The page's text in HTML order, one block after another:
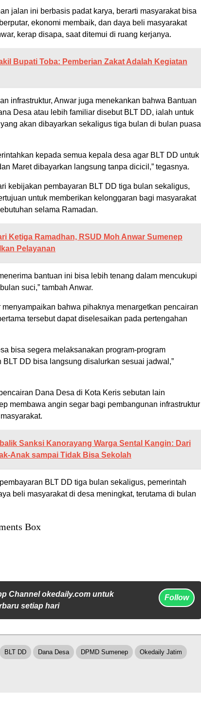
jalan ini berbasis padat karya, berarti masyarakat bisa
ekonomi membaik, dan daya beli masyarakat
kerap disapa, saat ditemui di ruang kerjanya.
Bupati Toba: Pemberian Zakat Adalah Kegiatan
infrastruktur, Anwar juga menekankan bahwa Bantuan
Desa atau lebih familiar disebut BLT DD, ialah untuk
akan dibayarkan sekaligus tiga bulan di bulan puasa
kepada semua kepala desa agar BLT DD untuk
Maret dibayarkan langsung tanpa dicicil,” tegasnya.
kebijakan pembayaran BLT DD tiga bulan sekaligus,
untuk memberikan kelonggaran bagi masyarakat
selama Ramadan.
Ketiga Ramadhan, RSUD Moh Anwar Sumenep
Pelayanan
bantuan ini bisa lebih tenang dalam mencukupi
suci,” tambah Anwar.
menyampaikan bahwa pihaknya menargetkan pencairan
tersebut dapat diselesaikan pada pertengahan
bisa segera melaksanakan program-program
BLT DD bisa langsung disalurkan sesuai jadwal,”
Dana Desa di Kota Keris sebutan lain
membawa angin segar bagi pembangunan infrastruktur
Sanksi Kanorayang Warga Sental Kangin: Dari
Anak sampai Tidak Bisa Sekolah
BLT DD tiga bulan sekaligus, pemerintah
beli masyarakat di desa meningkat, terutama di bulan
Box
Channel okedaily.com untuk
setiap hari
Follow
BLT DD Dana Desa DPMD Sumenep Okedaily Jatim